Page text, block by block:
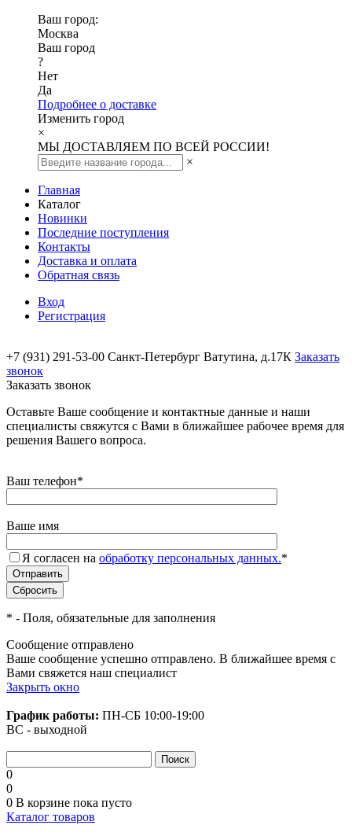
Ваш город:
Москва
Ваш город
?
Нет
Да
Подробнее о доставке
Изменить город
×
МЫ ДОСТАВЛЯЕМ ПО ВСЕЙ РОССИИ!
×
Главная
Каталог
Новинки
Последние поступления
Контакты
Доставка и оплата
Обратная связь
Вход
Регистрация
+7 (931) 291-53-00 Санкт-Петербург Ватутина, д.17К Заказать
звонок
Заказать звонок
Оставьте Ваше сообщение и контактные данные и наши
специалисты свяжутся с Вами в ближайшее рабочее время для
решения Вашего вопроса.
Ваш телефон*
Ваше имя
Я согласен на обработку персональных данных.*
* - Поля, обязательные для заполнения
Сообщение отправлено
Ваше сообщение успешно отправлено. В ближайшее время с
Вами свяжется наш специалист
Закрыть окно
График работы: ПН-СБ 10:00-19:00
ВС - выходной
0
0
0 В корзине пока пусто
Каталог товаров